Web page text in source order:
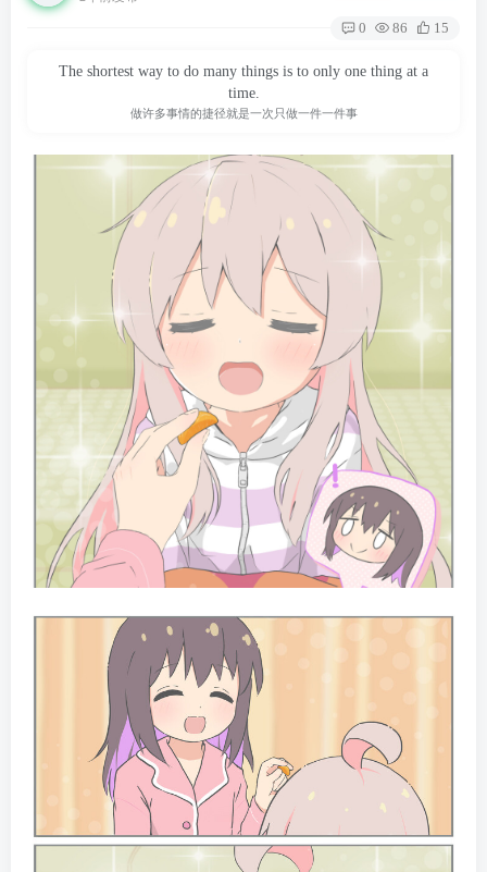
0 86 15
The shortest way to do many things is to only one thing at a
time.
做许多事情的捷径就是一次只做一件一件事